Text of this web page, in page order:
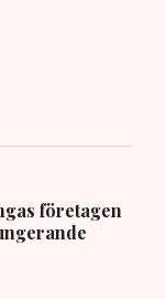
företagen